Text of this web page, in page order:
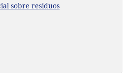
sobre residuos